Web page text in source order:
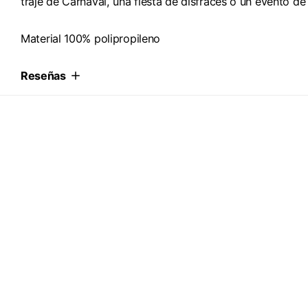
Material 100% polipropileno
Reseñas